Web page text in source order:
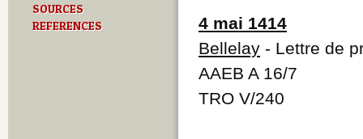
SOURCES
REFERENCES
4 mai 1414
Bellelay - Lettre de
AAEB A 16/7
TRO V/240